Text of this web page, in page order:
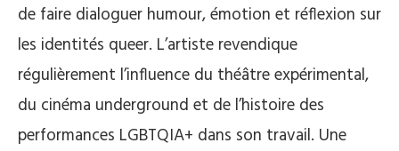
de faire dialoguer humour, émotion et réflexion sur
les identités queer. L’artiste revendique
régulièrement l’influence du théâtre expérimental,
du cinéma underground et de l’histoire des
performances LGBTQIA+ dans son travail. Une